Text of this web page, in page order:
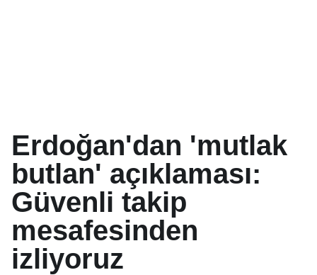
Erdoğan'dan 'mutlak
butlan' açıklaması:
Güvenli takip
mesafesinden
izliyoruz